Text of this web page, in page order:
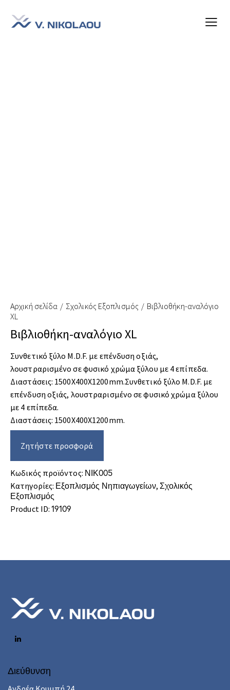
Αρχική σελίδα Σχολικός Εξοπλισμός
Βιβλιοθήκη-αναλόγιο
XL
Βιβλιοθήκη-αναλόγιο XL
Συνθετικό ξύλο M.D.F. με επένδυση οξιάς,
λουστραρισμένο σε φυσικό χρώμα ξύλου με 4 επίπεδα.
Διαστάσεις: 1500Χ400Χ1200mm.Συνθετικό ξύλο M.D.F. με
επένδυση οξιάς, λουστραρισμένο σε φυσικό χρώμα ξύλου
με 4 επίπεδα.
Διαστάσεις: 1500Χ400Χ1200mm.
Ζητήστε προσφορά
Κωδικός προϊόντος: ΝΙΚ005
Κατηγορίες: Εξοπλισμός Νηπιαγωγείων, Σχολικός
Εξοπλισμός
Product ID:19109
Διεύθυνση